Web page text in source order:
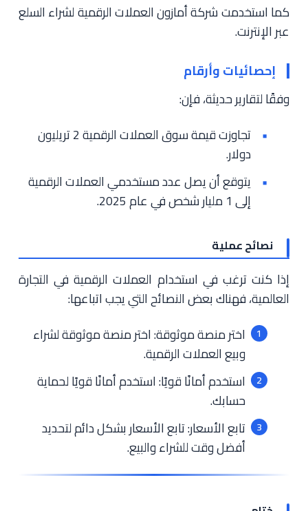
كما استخدمت شركة أمازون العملات الرقمية لشراء السلع
عبر الإنترنت.
إحصائيات وأرقام
وفقًا لتقارير حديثة، فإن:
تجاوزت قيمة سوق العملات الرقمية 2 تريليون
دولار.
يتوقع أن يصل عدد مستخدمي العملات الرقمية
إلى 1 مليار شخص في عام 2025.
نصائح عملية
إذا كنت ترغب في استخدام العملات الرقمية في التجارة
العالمية، فهناك بعض النصائح التي يجب اتباعها:
اختر منصة موثوقة: اختر منصة موثوقة لشراء
وبيع العملات الرقمية.
استخدم أمانًا قويًا: استخدم أمانًا قويًا لحماية
حسابك.
تابع الأسعار: تابع الأسعار بشكل دائم لتحديد
أفضل وقت للشراء والبيع.